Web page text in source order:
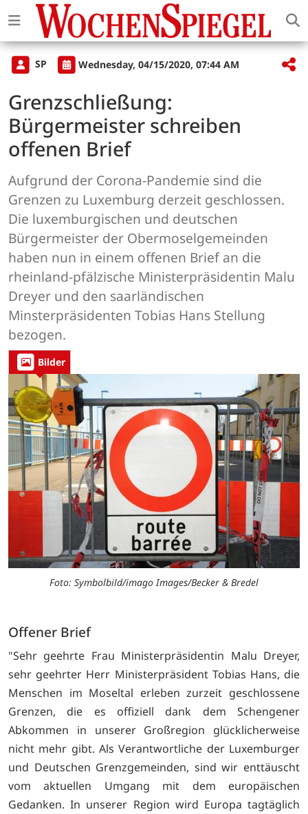
SP Wednesday, 04/15/2020, 07:44 AM
Grenzschließung:
Bürgermeister schreiben
offenen Brief
Aufgrund der Corona-Pandemie sind die
Grenzen zu Luxemburg derzeit geschlossen.
Die luxemburgischen und deutschen
Bürgermeister der Obermoselgemeinden
haben nun in einem offenen Brief an die
rheinland-pfälzische Ministerpräsidentin Malu
Dreyer und den saarländischen
Minsterpräsidenten Tobias Hans Stellung
bezogen.
Bilder
Foto: Symbolbild/imago Images/Becker & Bredel
Offener Brief
"Sehr geehrte Frau Ministerpräsidentin Malu Dreyer,
sehr geehrter Herr Ministerpräsident Tobias Hans, die
Menschen im Moseltal erleben zurzeit geschlossene
Grenzen, die es offiziell dank dem Schengener
Abkommen in unserer Großregion glücklicherweise
nicht mehr gibt. Als Verantwortliche der Luxemburger
und Deutschen Grenzgemeinden, sind wir enttäuscht
vom aktuellen Umgang mit dem europäischen
Gedanken. In unserer Region wird Europa tagtäglich